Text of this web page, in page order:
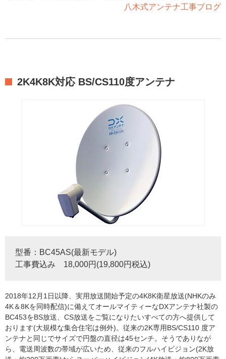
八木式アンテナ工事ブログ
2K4K8K対応 BS/CS110度アンテナ
型番：BC45AS(最新モデル)
工事費込み 18,000円(19,800円税込)
2018年12月1日以降、実用放送開始予定の4K8K衛星放送(NHKのみ
4K＆8Kを同時配信)に備えてオールマイティーなDXアンテナ社製の
BC453をBS放送、CS放送をご覧になりたいすべての方へ提供して
おります(大規模な集合住宅は例外)。従来の2K専用BS/CS110 度ア
ンテナと同じでサイズで円盤の直径は45センチ。そうでありなが
ら、電送周波数の帯域が広いため、従来のフルハイビジョン(2K放